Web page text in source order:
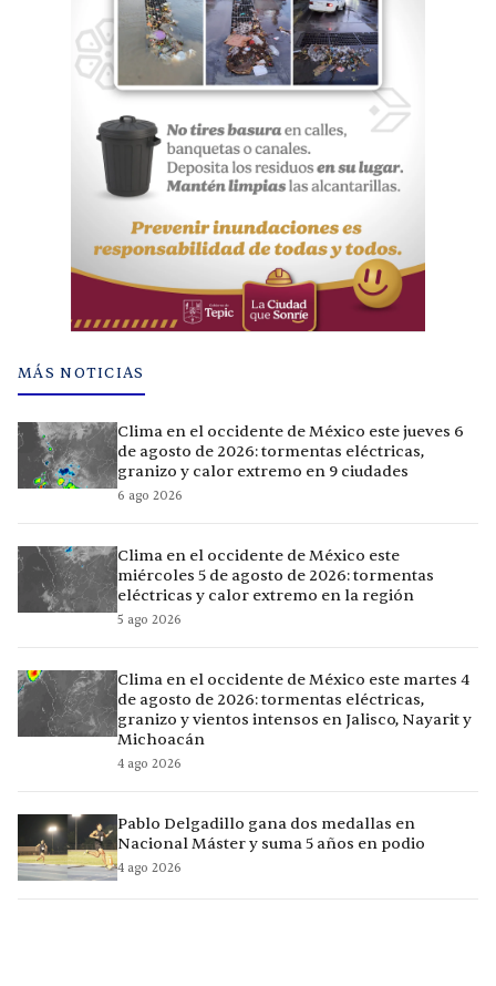
MÁS NOTICIAS
Clima en el occidente de México este jueves 6
de agosto de 2026: tormentas eléctricas,
granizo y calor extremo en 9 ciudades
6 ago 2026
Clima en el occidente de México este
miércoles 5 de agosto de 2026: tormentas
eléctricas y calor extremo en la región
5 ago 2026
Clima en el occidente de México este martes 4
de agosto de 2026: tormentas eléctricas,
granizo y vientos intensos en Jalisco, Nayarit y
Michoacán
4 ago 2026
Pablo Delgadillo gana dos medallas en
Nacional Máster y suma 5 años en podio
4 ago 2026